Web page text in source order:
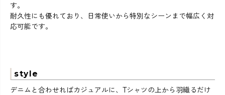
す。
耐久性にも優れており、日常使いから特別なシーンまで幅広く対
応可能です。
style
デニムと合わせればカジュアルに、Tシャツの上から羽織るだけ